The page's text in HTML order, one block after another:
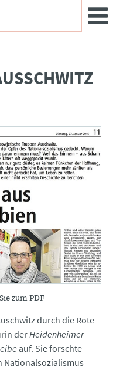
zum PDF
durch die Rote
derHeidenheimer
auf. Sie forschte
Nationalsozialismus